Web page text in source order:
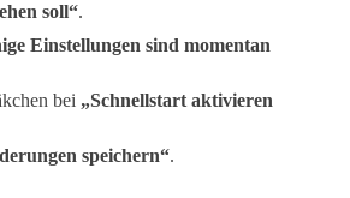
soll“.
Einstellungen sind momentan
bei „Schnellstart aktivieren
speichern“.